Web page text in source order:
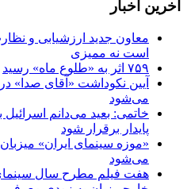
آخرین اخبار
معاون جدید ارزشیابی و
است نه ممیزی
۷۵۹ اثر به «طلوع ماه» رسید
آیین نکوداشت «آقای صدا»
می‌شود
خاتمی: بعید می‌دانم
پایدار برقرار شود
«موزه سینمای ایران»
می‌شود
هفت فیلم مطرح سال سینمای